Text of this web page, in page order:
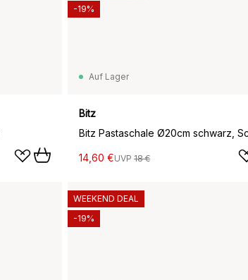
Auf Lager
Bitz
14,60 €UVP 18 €
-19%
WEEKEND DEAL
-19%